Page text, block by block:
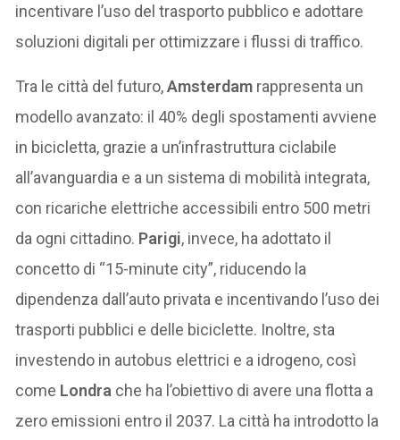
incentivare l’uso del trasporto pubblico e adottare
soluzioni digitali per ottimizzare i flussi di traffico.
Tra le città del futuro,Amsterdam rappresenta un
modello avanzato: il 40% degli spostamenti avviene
in bicicletta, grazie a un’infrastruttura ciclabile
all’avanguardia e a un sistema di mobilità integrata,
con ricariche elettriche accessibili entro 500 metri
da ogni cittadino. Parigi, invece, ha adottato il
concetto di “15-minute city”, riducendo la
dipendenza dall’auto privata e incentivando l’uso dei
trasporti pubblici e delle biciclette. Inoltre, sta
investendo in autobus elettrici e a idrogeno, così
come Londra che ha l’obiettivo di avere una flotta a
zero emissioni entro il 2037. La città ha introdotto la